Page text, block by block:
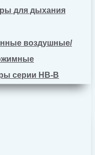
для дыхания
воздушные/
серии HB-B